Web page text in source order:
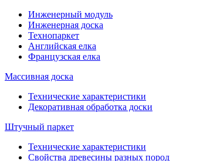
Инженерный модуль
Инженерная доска
Технопаркет
Английская елка
Французская елка
Массивная доска
Технические характеристики
Декоративная обработка доски
Штучный паркет
Технические характеристики
Свойства древесины разных пород